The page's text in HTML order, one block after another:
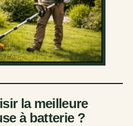
la meilleure
à batterie ?